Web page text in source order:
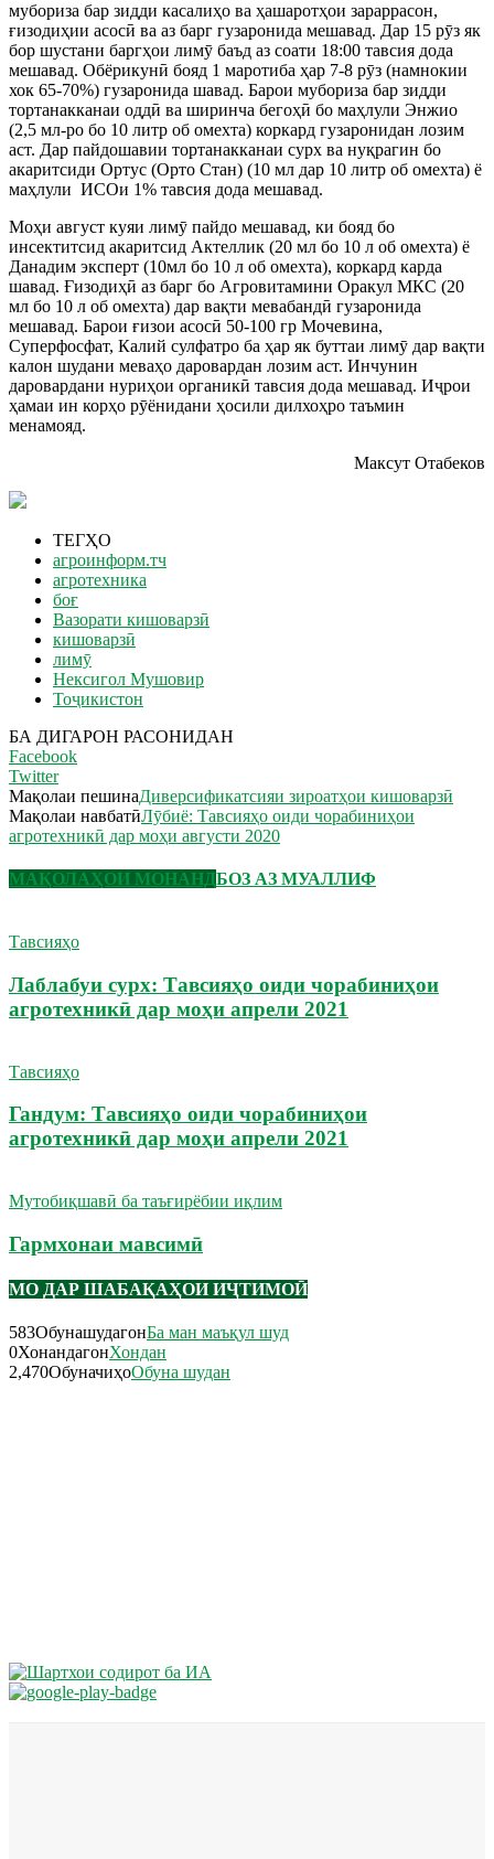
мубориза бар зидди касалиҳо ва ҳашаротҳои зараррасон,
ғизодиҳии асосӣ ва аз барг гузаронида мешавад. Дар 15 рӯз як
бор шустани баргҳои лимӯ баъд аз соати 18:00 тавсия дода
мешавад. Обёрикунӣ бояд 1 маротиба ҳар 7-8 рӯз (намнокии
хок 65-70%) гузаронида шавад. Барои мубориза бар зидди
тортанакканаи оддӣ ва ширинча бегоҳӣ бо маҳлули Энжио
(2,5 мл-ро бо 10 литр об омехта) коркард гузаронидан лозим
аст. Дар пайдошавии тортанакканаи сурх ва нуқрагин бо
акаритсиди Ортус (Орто Стан) (10 мл дар 10 литр об омехта) ё
маҳлули ИСОи 1% тавсия дода мешавад.
Моҳи август куяи лимӯ пайдо мешавад, ки бояд бо
инсектитсид акаритсид Актеллик (20 мл бо 10 л об омехта) ё
Данадим эксперт (10мл бо 10 л об омехта), коркард карда
шавад. Ғизодиҳӣ аз барг бо Агровитамини Оракул МКС (20
мл бо 10 л об омехта) дар вақти мевабандӣ гузаронида
мешавад. Барои ғизои асосӣ 50-100 гр Мочевина,
Суперфосфат, Калий сулфатро ба ҳар як буттаи лимӯ дар вақти
калон шудани меваҳо даровардан лозим аст. Инчунин
даровардани нуриҳои органикӣ тавсия дода мешавад. Иҷрои
ҳамаи ин корҳо рӯёнидани ҳосили дилхоҳро таъмин
менамояд.
Максут Отабеков
ТЕГҲО
агроинформ.тч
агротехника
боғ
Вазорати кишоварзӣ
кишоварзӣ
лимӯ
Нексигол Мушовир
Тоҷикистон
БА ДИГАРОН РАСОНИДАН
Facebook
Twitter
Мақолаи пешинаДиверсификатсияи зироатҳои кишоварзӣ
Мақолаи навбатӣЛӯбиё: Тавсияҳо оиди чорабиниҳои
агротехникӣ дар моҳи августи 2020
МАҚОЛАҲОИ МОНАНДБОЗ АЗ МУАЛЛИФ
Тавсияҳо
Лаблабуи сурх: Тавсияҳо оиди чорабиниҳои
агротехникӣ дар моҳи апрели 2021
Тавсияҳо
Гандум: Тавсияҳо оиди чорабиниҳои
агротехникӣ дар моҳи апрели 2021
Мутобиқшавӣ ба таъғирёбии иқлим
Гармхонаи мавсимӣ
МО ДАР ШАБАҚАҲОИ ИҶТИМОӢ
583ОбунашудагонБа ман маъқул шуд
0ХонандагонХондан
2,470ОбуначиҳоОбуна шудан